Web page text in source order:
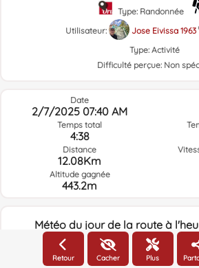
Type: Randonnée
Utilisateur:
Jose Eivissa 1963
Type: Activité
Difficulté perçue: Non
Date
2/7/2025 07:40 AM
Temps total
4:38
Distance
12.08Km
Altitude gagnée
443.2m
Météo du jour de la route à
07:00
Retour Cacher Plus